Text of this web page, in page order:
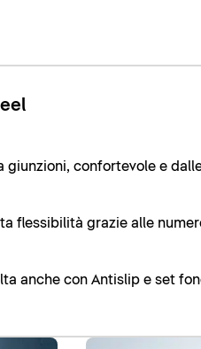
giunzioni, confortevole e
flessibilità grazie alle
anche con Antislip e set